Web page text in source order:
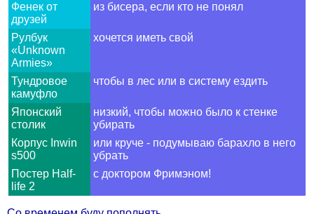
Фенек от
друзей
из бисера, если кто не понял
Рулбук
«Unknown
Armies»
хочется иметь свой
Тундровое
камуфло
чтобы в лес или в систему ездить
Японский
столик
низкий, чтобы можно было к стенке
убирать
Корпус Inwin
s500
или круче - подумываю барахло в него
убрать
Постер Half-
life 2
с доктором Фримэном!